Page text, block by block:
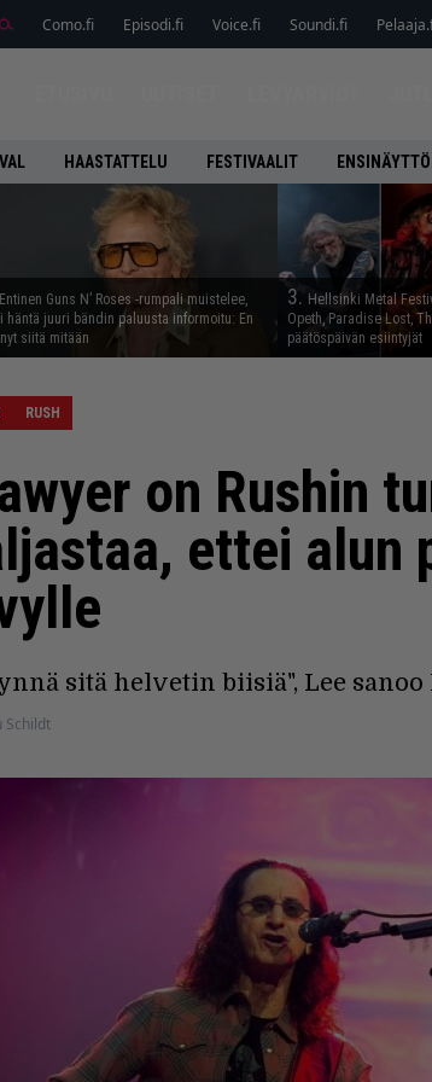
Como.fi Episodi.fi Voice.fi Soundi.fi
HAASTATTELU FESTIVAALIT ENSINÄYTTÖ
Entinen Guns N’ Roses -rumpali muistelee,
häntä juuri bändin paluusta informoitu: En
siitä mitään
3. Hellsinki Metal
Opeth, Paradise Lost,
päätöspäivän esiintyjät
RUSH
on Rushin
ettei
sitä helvetin biisiä", Lee sanoo
Schildt